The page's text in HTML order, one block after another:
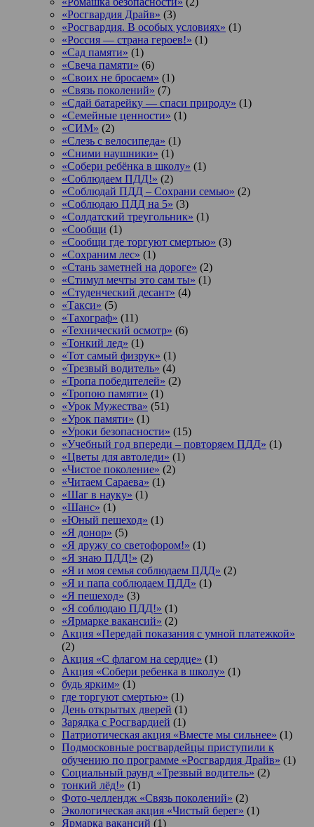
«Росгвардия Драйв» (3)
«Росгвардия. В особых условиях» (1)
«Россия — страна героев!» (1)
«Сад памяти» (1)
«Свеча памяти» (6)
«Своих не бросаем» (1)
«Связь поколений» (7)
«Сдай батарейку — спаси природу» (1)
«Семейные ценности» (1)
«СИМ» (2)
«Слезь с велосипеда» (1)
«Сними наушники» (1)
«Собери ребёнка в школу» (1)
«Соблюдаем ПДД!» (2)
«Соблюдай ПДД – Сохрани семью» (2)
«Соблюдаю ПДД на 5» (3)
«Солдатский треугольник» (1)
«Сообщи (1)
«Сообщи где торгуют смертью» (3)
«Сохраним лес» (1)
«Стань заметней на дороге» (2)
«Стимул мечты это сам ты» (1)
«Студенческий десант» (4)
«Такси» (5)
«Тахограф» (11)
«Технический осмотр» (6)
«Тонкий лед» (1)
«Тот самый физрук» (1)
«Трезвый водитель» (4)
«Тропа победителей» (2)
«Тропою памяти» (1)
«Урок Мужества» (51)
«Урок памяти» (1)
«Уроки безопасности» (15)
«Учебный год впереди – повторяем ПДД» (1)
«Цветы для автоледи» (1)
«Чистое поколение» (2)
«Читаем Сараева» (1)
«Шаг в науку» (1)
«Шанс» (1)
«Юный пешеход» (1)
«Я донор» (5)
«Я дружу со светофором!» (1)
«Я знаю ПДД!» (2)
«Я и моя семья соблюдаем ПДД» (2)
«Я и папа соблюдаем ПДД» (1)
«Я пешеход» (3)
«Я соблюдаю ПДД!» (1)
«Ярмарке вакансий» (2)
Акция «Передай показания с умной платежкой»
(2)
Акция «С флагом на сердце» (1)
Акция «Собери ребенка в школу» (1)
будь ярким» (1)
где торгуют смертью» (1)
День открытых дверей (1)
Зарядка с Росгвардией (1)
Патриотическая акция «Вместе мы сильнее» (1)
Подмосковные росгвардейцы приступили к
обучению по программе «Росгвардия Драйв» (1)
Социальный раунд «Трезвый водитель» (2)
тонкий лёд!» (1)
Фото-челлендж «Связь поколений» (2)
Экологическая акция «Чистый берег» (1)
Ярмарка вакансий (1)